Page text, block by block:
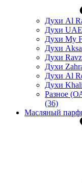
Духи Al
Духи
Духи My
Духи
Духи
Духи
Духи Al
Духи
Разное
(36)
Масляный